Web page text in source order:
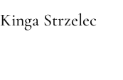
Kinga Strzelec